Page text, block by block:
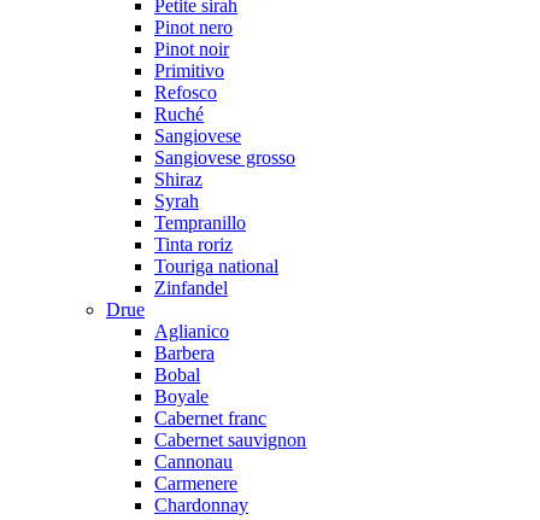
Petite sirah
Pinot nero
Pinot noir
Primitivo
Refosco
Ruché
Sangiovese
Sangiovese grosso
Shiraz
Syrah
Tempranillo
Tinta roriz
Touriga national
Zinfandel
Drue
Aglianico
Barbera
Bobal
Boyale
Cabernet franc
Cabernet sauvignon
Cannonau
Carmenere
Chardonnay